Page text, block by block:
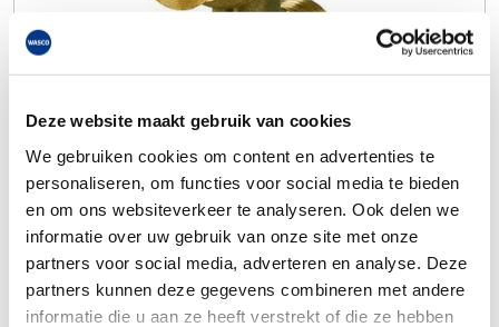
Deze website maakt gebruik van cookies
We gebruiken cookies om content en advertenties te
personaliseren, om functies voor social media te bieden
en om ons websiteverkeer te analyseren. Ook delen we
informatie over uw gebruik van onze site met onze
partners voor social media, adverteren en analyse. Deze
partners kunnen deze gegevens combineren met andere
informatie die u aan ze heeft verstrekt of die ze hebben